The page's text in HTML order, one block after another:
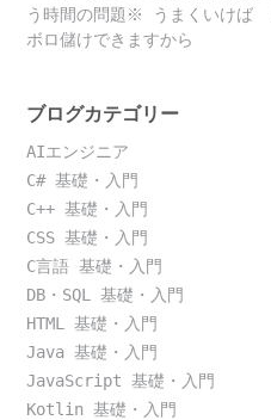
navigation
う時間の問題※ うまくいけば
ボロ儲けできますから
ブログカテゴリー
AIエンジニア
C# 基礎・入門
C++ 基礎・入門
CSS 基礎・入門
C言語 基礎・入門
DB・SQL 基礎・入門
HTML 基礎・入門
Java 基礎・入門
JavaScript 基礎・入門
Kotlin 基礎・入門